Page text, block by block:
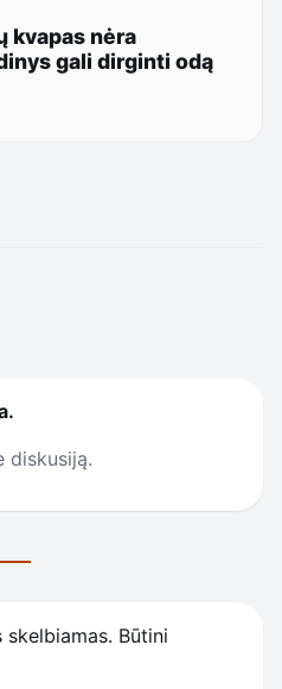
kvapas nėra
gali dirginti odą
diskusiją.
skelbiamas. Būtini